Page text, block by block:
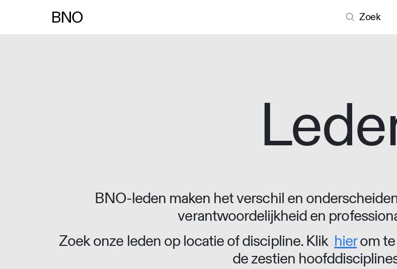
Zoek
BNO-leden maken het verschil en
verantwoordelijkheid en
Zoek onze leden op locatie of discipline. Klik hierom te
de zestien